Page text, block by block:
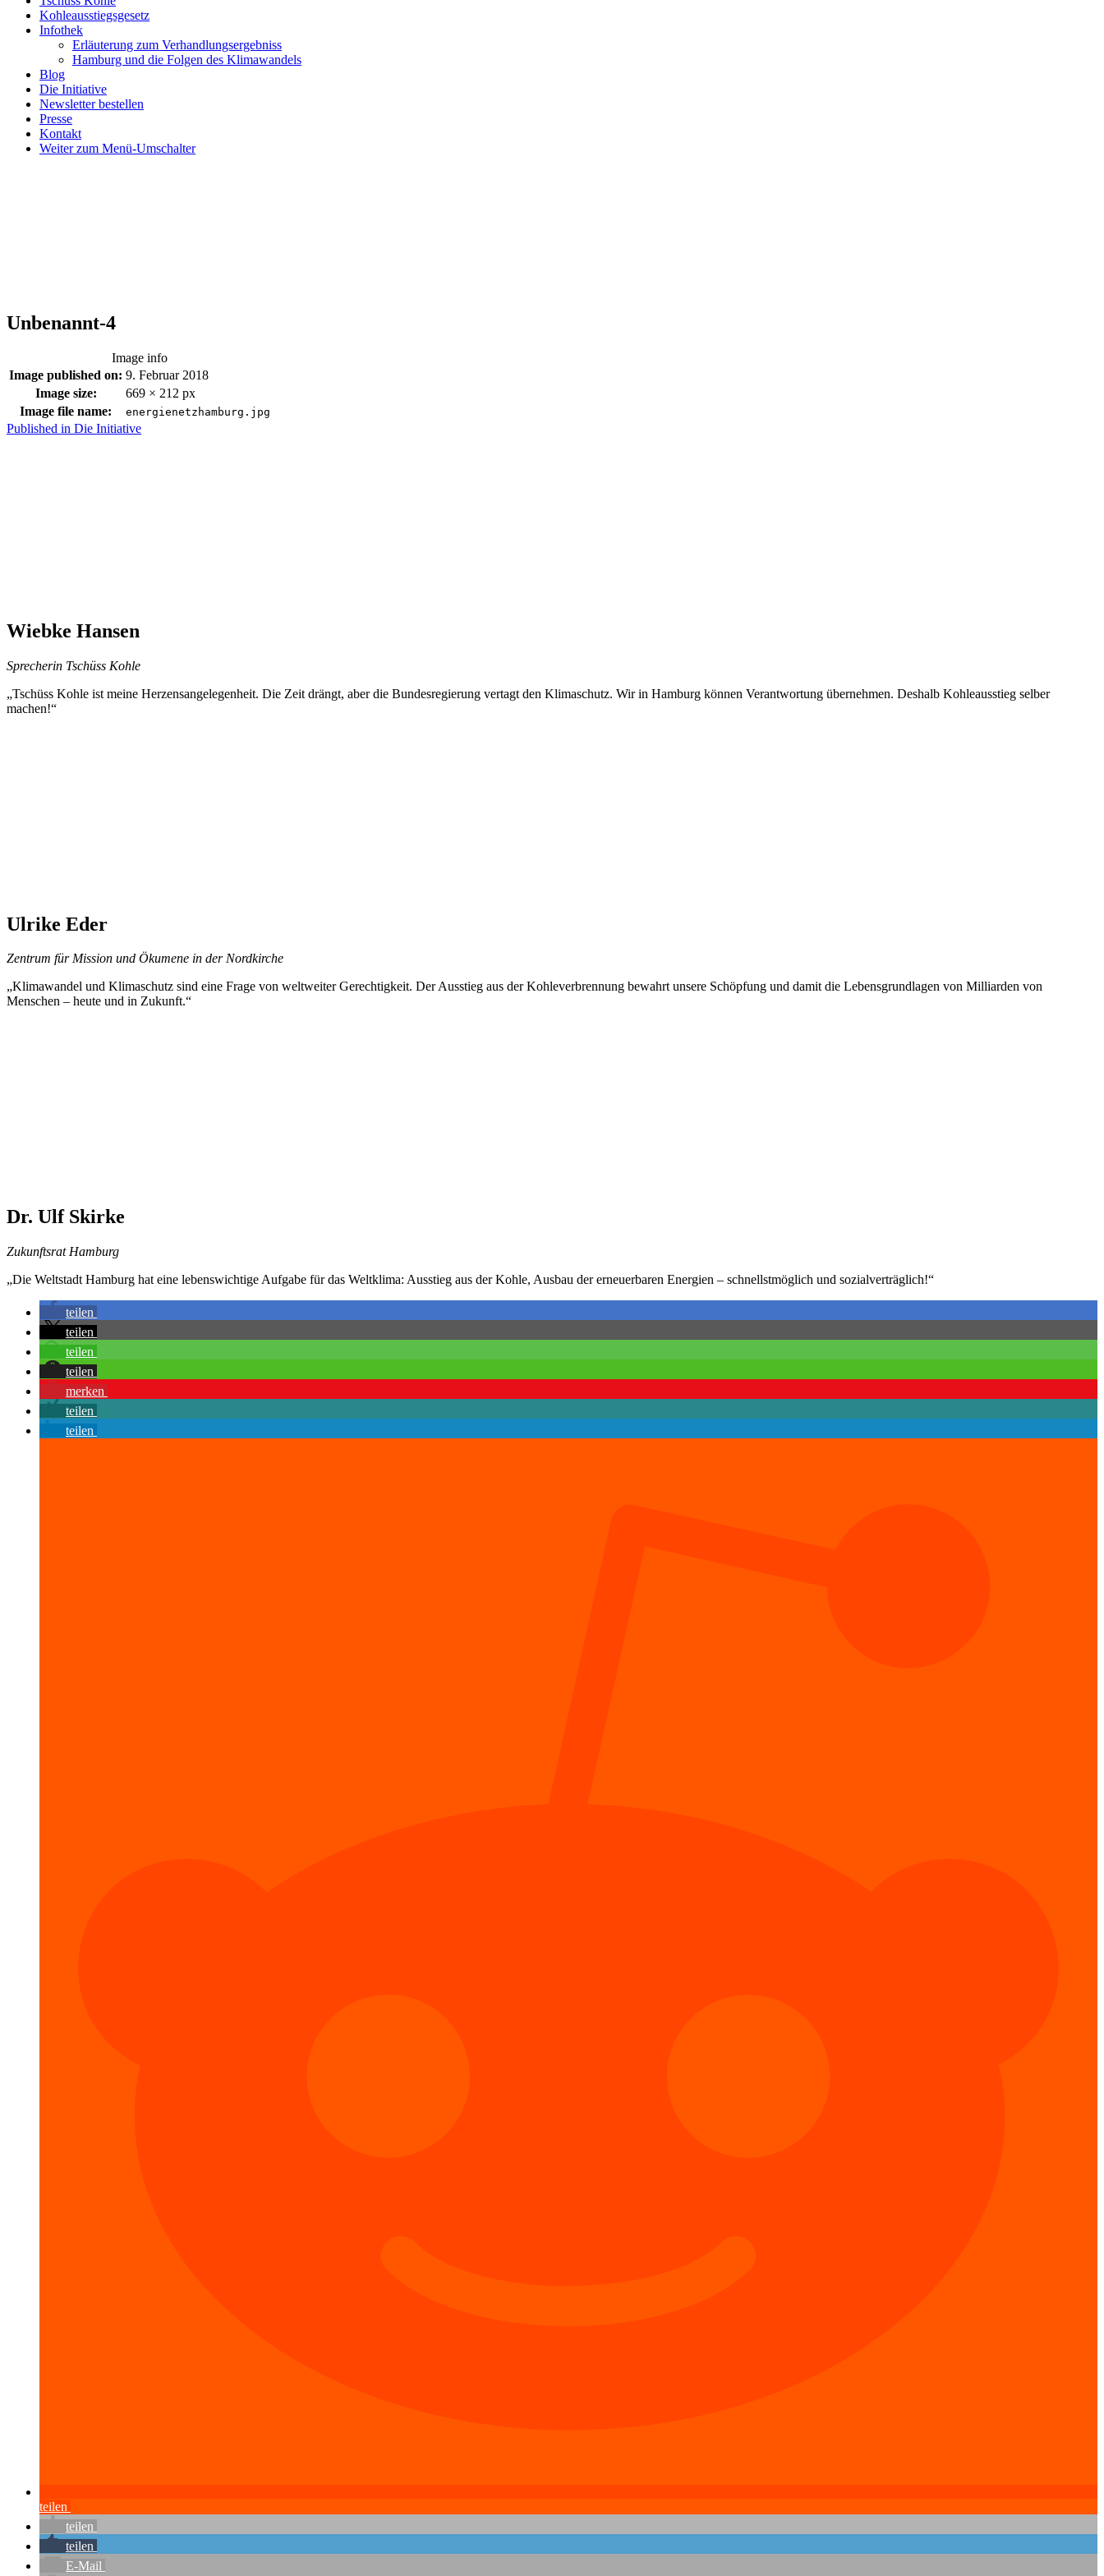
Kohleausstiegsgesetz
Infothek
Erläuterung zum Verhandlungsergebniss
Hamburg und die Folgen des Klimawandels
Blog
Die Initiative
Newsletter bestellen
Presse
Kontakt
Weiter zum Menü-Umschalter
Unbenannt-4
Image info
Image published on: 9. Februar 2018
Image size:
669 × 212 px
Image file name:
energienetzhamburg.jpg
Skip
Beitragsnavigation
Published in Die Initiative
Wiebke Hansen
Sprecherin Tschüss Kohle
„Tschüss Kohle ist meine Herzensangelegenheit. Die Zeit drängt, aber die Bundesregierung vertagt den Klimaschutz. Wir in Hamburg können Verantwortung übernehmen. Deshalb Kohleausstieg selber
machen!“
Ulrike Eder
Zentrum für Mission und Ökumene in der Nordkirche
„Klimawandel und Klimaschutz sind eine Frage von weltweiter Gerechtigkeit. Der Ausstieg aus der Kohleverbrennung bewahrt unsere Schöpfung und damit die Lebensgrundlagen von Milliarden von
Menschen – heute und in Zukunft.“
Dr. Ulf Skirke
Zukunftsrat Hamburg
„Die Weltstadt Hamburg hat eine lebenswichtige Aufgabe für das Weltklima: Ausstieg aus der Kohle, Ausbau der erneuerbaren Energien – schnellstmöglich und sozialverträglich!“
teilen
teilen
teilen
teilen
merken
teilen
teilen
teilen
teilen
teilen
E-Mail